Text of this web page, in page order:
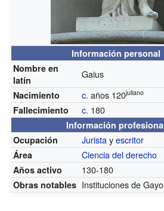
Información personal
Nombre en
latín
Gaius
Nacimiento c. años 120juliano
Fallecimiento c. 180
Información
Ocupación
Juristayescritor
Área Ciencia del derecho
Años activo 130-180
Obras notables Instituciones de Gayo